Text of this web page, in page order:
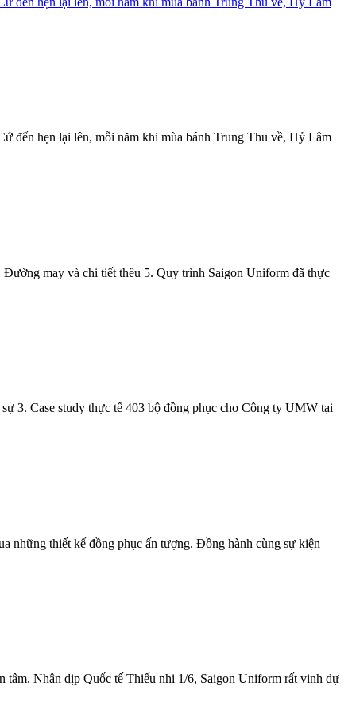
đến hẹn lại lên, mỗi năm khi mùa bánh Trung Thu về, Hỷ Lâm
may và chi tiết thêu 5. Quy trình Saigon Uniform đã thực
3. Case study thực tế 403 bộ đồng phục cho Công ty UMW tại
những thiết kế đồng phục ấn tượng. Đồng hành cùng sự kiện
tâm. Nhân dịp Quốc tế Thiếu nhi 1/6, Saigon Uniform rất vinh dự